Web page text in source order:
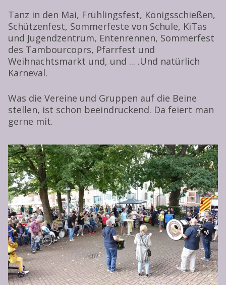
Tanz in den Mai, Frühlingsfest, Königsschießen,
Schützenfest, Sommerfeste von Schule, KiTas
und Jugendzentrum, Entenrennen, Sommerfest
des Tambourcoprs, Pfarrfest und
Weihnachtsmarkt und, und ... .Und natürlich
Karneval.
Was die Vereine und Gruppen auf die Beine
stellen, ist schon beeindruckend. Da feiert man
gerne mit.